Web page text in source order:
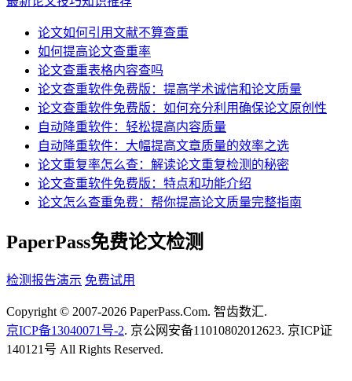
论文如何引用文献不算查重
如何提高论文查重率
论文查重表格内容查吗
论文查重软件免费版：提高学术诚信和论文质量
论文查重软件免费版：如何充分利用确保论文原创性
自动降重软件：轻松提高内容质量
自动降重软件：大幅提高文章质量的效率之选
论文重复率怎么查：解读论文重复检测的秘密
论文查重软件免费版：特点和功能介绍
论文怎么查重免费：帮你提高论文质量完整指南
PaperPass免费论文检测
检测报告演示 免费试用
Copyright © 2007-2026 PaperPass.Com. 智齿数汇.
京ICP备13040071号-2. 京公网安备11010802012623. 京ICP证
140121号 All Rights Reserved.